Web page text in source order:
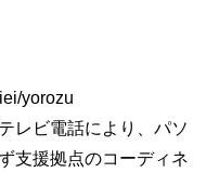
yorozu
レビ電話により、パソ
支援拠点のコーディネ